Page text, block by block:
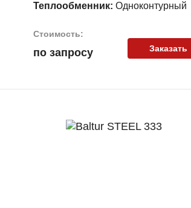
Теплообменник:Одноконтурный
Стоимость:
по запросу Заказать